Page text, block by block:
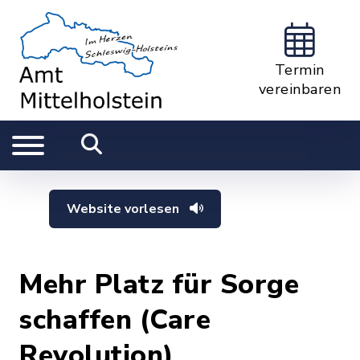
Termin
vereinbaren
Website vorlesen
Mehr Platz für Sorge
schaffen (Care